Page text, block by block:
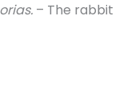
– The rabbit